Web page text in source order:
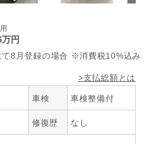
万円
8月登録の場合 ※消費税10%込み
>支払総額とは
車検 車検整備付
修復歴 なし